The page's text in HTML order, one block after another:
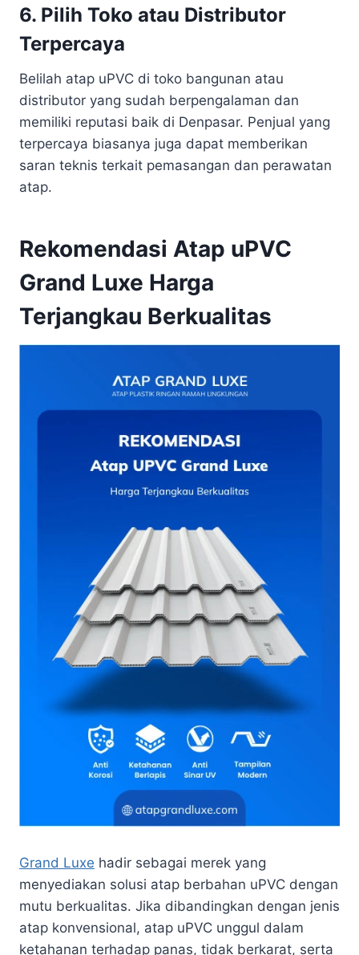
6. Pilih Toko atau Distributor
Terpercaya
Belilah atap uPVC di toko bangunan atau
distributor yang sudah berpengalaman dan
memiliki reputasi baik di Denpasar. Penjual yang
terpercaya biasanya juga dapat memberikan
saran teknis terkait pemasangan dan perawatan
atap.
Rekomendasi Atap uPVC
Grand Luxe Harga
Terjangkau Berkualitas
Grand Luxe hadir sebagai merek yang
menyediakan solusi atap berbahan uPVC dengan
mutu berkualitas. Jika dibandingkan dengan jenis
atap konvensional, atap uPVC unggul dalam
ketahanan terhadap panas, tidak berkarat, serta